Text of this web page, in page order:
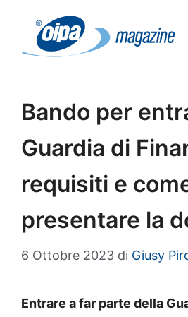
contenuto
Bando per
Guardia di
requisiti e
presentare la
6 Ottobre 2023 di Giusy
Entrare a far parte della